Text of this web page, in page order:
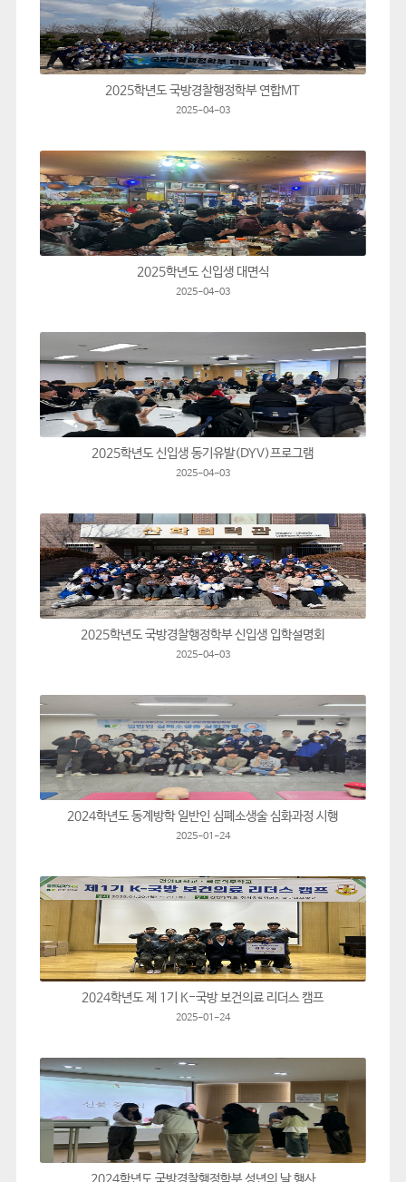
2025학년도 국방경찰행정학부 연합MT
2025-04-03
2025학년도 신입생 대면식
2025-04-03
2025학년도 신입생 동기유발(DYV)프로그램
2025-04-03
2025학년도 국방경찰행정학부 신입생 입학설명회
2025-04-03
2024학년도 동계방학 일반인 심폐소생술 심화과정 시행
2025-01-24
2024학년도 제 1기 K-국방 보건의료 리더스 캠프
2025-01-24